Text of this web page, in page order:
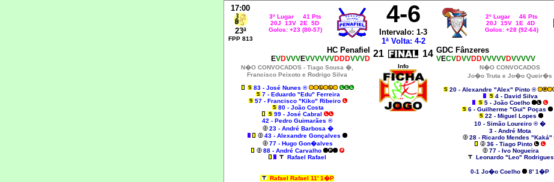
17:00
23ª
FPP 813
3º Lugar 41 Pts
20J 13V 2E 5D
Golos: +23 (80-57)
4-6
Intervalo: 1-3
1ª Volta: 4-2
2º Lugar 46 Pts
20J 15V 1E 4D
Golos: +28 (92-64)
HC Penafiel
EVDVVVEVVVVVVDDDVVVD 21 14 GDC Fânzeres
VECVDVVDDVVVVVDVVVVV
N�O CONVOCADOS - Tiago Sousa �,
Francisco Peixoto e Rodrigo Silva
83 - José Nunes ®
7 - Eduardo "Edu" Ferreira
57 - Francisco "Kiko" Ribeiro
80 - João Costa
99 - José Cabral
42 - Pedro Guimarães ®
23 - André Barbosa �
43 - Alexandre Gonçalves
77 - Hugo Gon�alves
88 - André Carvalho
Rafael Rafael
Rafael Rafael 11' 1�P
Info
N�O CONVOCADOS
Jo�o Truta e Jo�o Queir�s
20 - Alexandre "Alex" Pinto ®
4 - David Silva
5 - João Coelho
6 - Guilherme "Gui" Poças
22 - Miguel Lopes
10 - Simão Loureiro ® �
3 - André Mota
28 - Ricardo Mendes "Kaká"
36 - Tiago Pinto
77 - Ivo Nogueira
Leonardo "Leo" Rodrigues
0-1 Jo�o Coelho 8' 1�P